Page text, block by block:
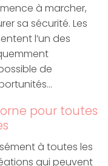
à marcher,
sa sécurité. Les
l’un des
de
pour toutes
à toutes les
qui peuvent